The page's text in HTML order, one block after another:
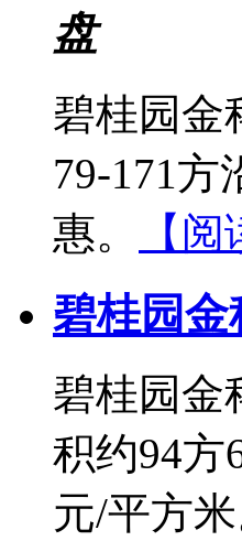
盘
碧桂园金
79-171方
惠。
【
碧桂园金
碧桂园金
积约94方
元/平方